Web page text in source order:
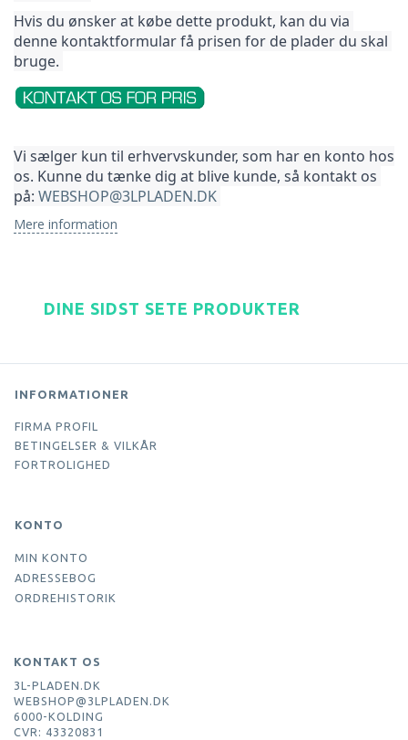
Hvis du ønsker at købe dette produkt, kan du via
denne kontaktformular få prisen for de plader du skal
bruge.
Vi sælger kun til erhvervskunder, som har en konto hos
os. Kunne du tænke dig at blive kunde, så kontakt os
på: WEBSHOP@3LPLADEN.DK
Mere information
DINE SIDST SETE PRODUKTER
INFORMATIONER
FIRMA PROFIL
BETINGELSER & VILKÅR
FORTROLIGHED
KONTO
MIN KONTO
ADRESSEBOG
ORDREHISTORIK
KONTAKT OS
3L-PLADEN.DK
WEBSHOP@3LPLADEN.DK
6000-KOLDING
CVR: 43320831